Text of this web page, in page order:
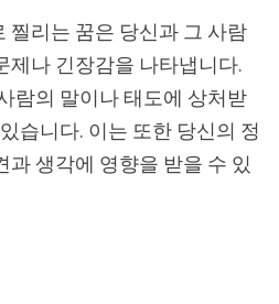
찔리는 꿈은 당신과 그 사람
제나 긴장감을 나타냅니다.
람의 말이나 태도에 상처받
습니다. 이는 또한 당신의 정
과 생각에 영향을 받을 수 있